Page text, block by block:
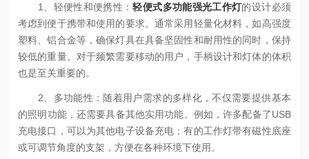
1、轻便性和便携性：轻便式多功能强光工作灯的设计必须
考虑到便于携带和使用的要求。通常采用轻量化材料，如高强度
塑料、铝合金等，确保灯具在具备坚固性和耐用性的同时，保持
较低的重量。对于频繁需要移动的用户，手柄设计和灯体的体积
也是至关重要的。
2、多功能性：随着用户需求的多样化，不仅需要提供基本
的照明功能，还需要具备其他实用功能。例如，许多配备了USB
充电接口，可以为其他电子设备充电；有的工作灯带有磁性底座
或可调节角度的支架，方便在各种环境下使用。